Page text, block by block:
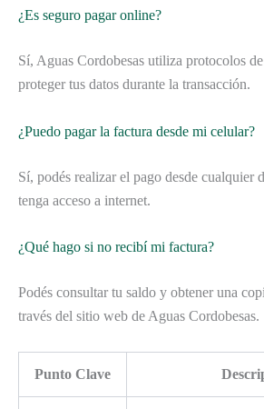
¿Es seguro pagar online?
Sí, Aguas Cordobesas utiliza protocolos
proteger tus datos durante la transacción.
¿Puedo pagar la factura desde mi celular?
Sí, podés realizar el pago desde cualquier
tenga acceso a internet.
¿Qué hago si no recibí mi factura?
Podés consultar tu saldo y obtener una
través del sitio web de Aguas Cordobesas.
Punto Clave